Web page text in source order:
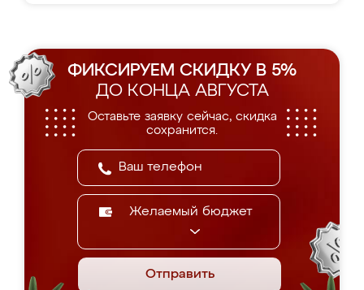
ФИКСИРУЕМ СКИДКУ В 5%
ДО КОНЦА АВГУСТА
Оставьте заявку сейчас, скидка
сохранится.
Желаемый бюджет
Отправить